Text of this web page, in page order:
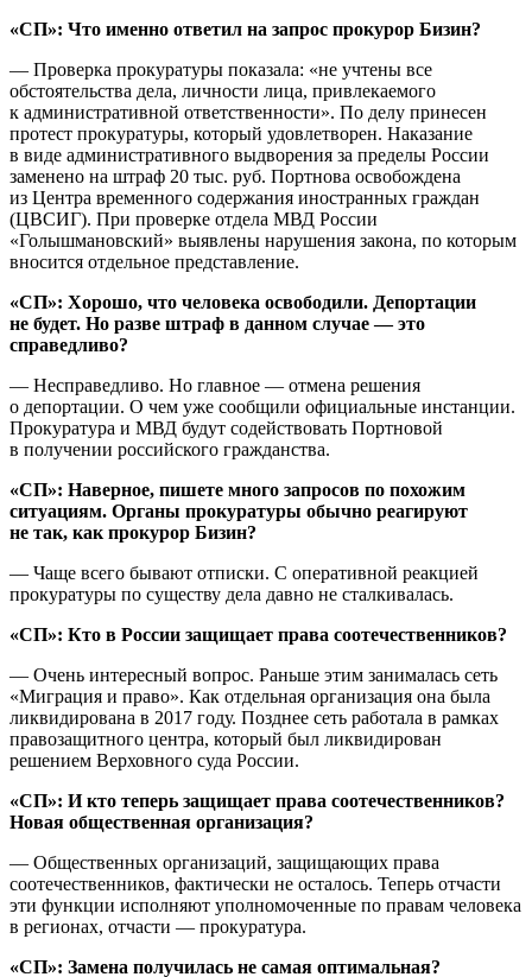
«СП»: Что именно ответил на запрос прокурор Бизин?
— Проверка прокуратуры показала: «не учтены все
обстоятельства дела, личности лица, привлекаемого
к административной ответственности». По делу принесен
протест прокуратуры, который удовлетворен. Наказание
в виде административного выдворения за пределы России
заменено на штраф 20 тыс. руб. Портнова освобождена
из Центра временного содержания иностранных граждан
(ЦВСИГ). При проверке отдела МВД России
«Голышмановский» выявлены нарушения закона, по которым
вносится отдельное представление.
«СП»: Хорошо, что человека освободили. Депортации
не будет. Но разве штраф в данном случае — это
справедливо?
— Несправедливо. Но главное — отмена решения
о депортации. О чем уже сообщили официальные инстанции.
Прокуратура и МВД будут содействовать Портновой
в получении российского гражданства.
«СП»: Наверное, пишете много запросов по похожим
ситуациям. Органы прокуратуры обычно реагируют
не так, как прокурор Бизин?
— Чаще всего бывают отписки. С оперативной реакцией
прокуратуры по существу дела давно не сталкивалась.
«СП»: Кто в России защищает права соотечественников?
— Очень интересный вопрос. Раньше этим занималась сеть
«Миграция и право». Как отдельная организация она была
ликвидирована в 2017 году. Позднее сеть работала в рамках
правозащитного центра, который был ликвидирован
решением Верховного суда России.
«СП»: И кто теперь защищает права соотечественников?
Новая общественная организация?
— Общественных организаций, защищающих права
соотечественников, фактически не осталось. Теперь отчасти
эти функции исполняют уполномоченные по правам человека
в регионах, отчасти — прокуратура.
«СП»: Замена получилась не самая оптимальная?